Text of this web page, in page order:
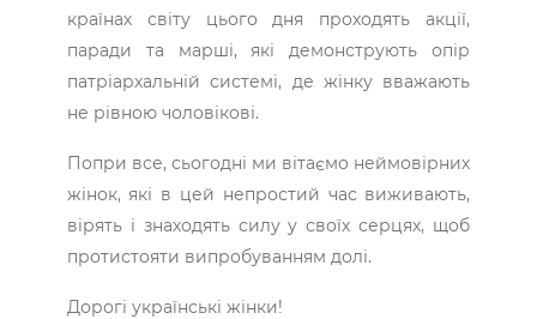
країнах світу цього дня проходять акції,
паради та марші, які демонструють опір
патріархальній системі, де жінку вважають
не рівною чоловікові.
Попри все, сьогодні ми вітаємо неймовірних
жінок, які в цей непростий час виживають,
вірять і знаходять силу у своїх серцях, щоб
протистояти випробуванням долі.
Дорогі українські жінки!